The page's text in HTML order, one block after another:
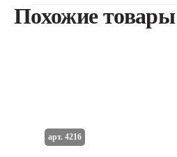
Похожие товары
арт. 4216